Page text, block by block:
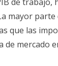
mayor parte
que las
de mercado